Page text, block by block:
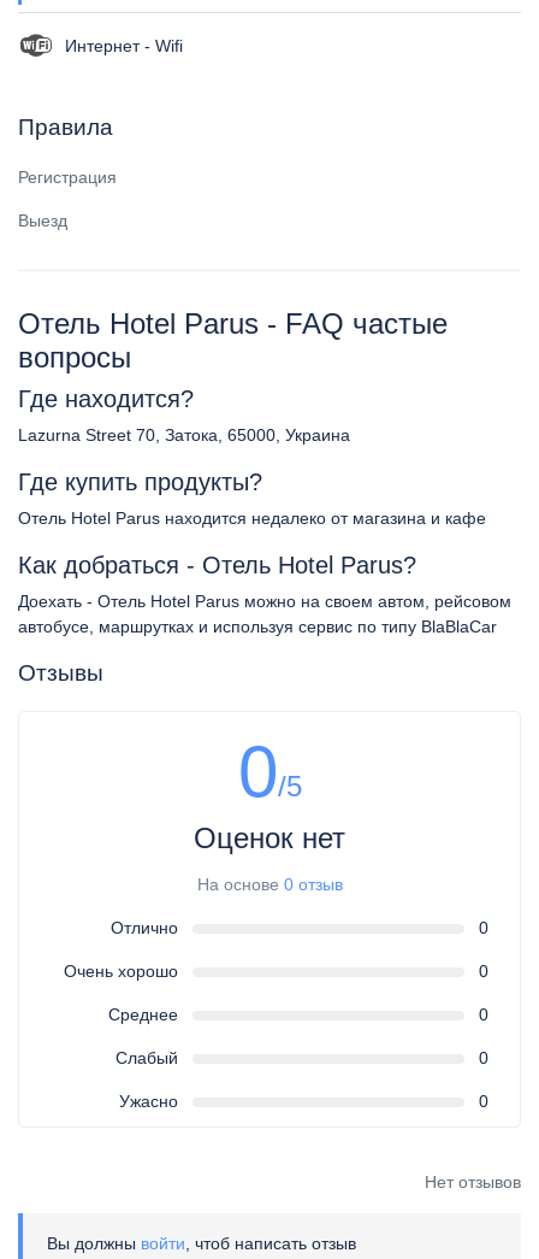
Интернет - Wifi
Правила
Регистрация
Выезд
Отель Hotel Parus - FAQ частые
вопросы
Где находится?
Lazurna Street 70, Затока, 65000, Украина
Где купить продукты?
Отель Hotel Parus находится недалеко от магазина и кафе
Как добраться - Отель Hotel Parus?
Доехать - Отель Hotel Parus можно на своем автом, рейсовом
автобусе, маршрутках и используя сервис по типу BlaBlaCar
Отзывы
0/5
Оценок нет
На основе 0 отзыв
Отлично 0
Очень хорошо 0
Среднее 0
Слабый 0
Ужасно 0
Нет отзывов
Вы должны войти , чтоб написать отзыв